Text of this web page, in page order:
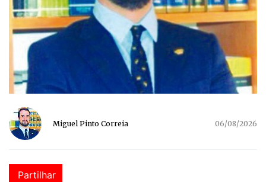
Miguel Pinto Correia 06/08/2026
Partilhar